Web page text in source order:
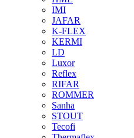
IMI
JAFAR
K-FLEX
KERMI
LD
Luxor
Reflex
RIFAR
ROMMER
Sanha
STOUT
Tecofi